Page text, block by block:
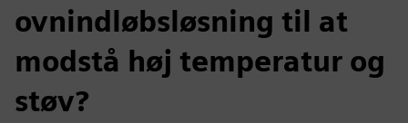
ovnindløbsløsning til at
modstå høj temperatur og
støv?